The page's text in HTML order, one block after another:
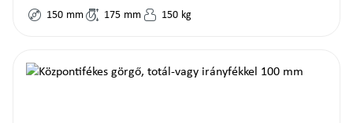
150 mm 175 mm 150 kg